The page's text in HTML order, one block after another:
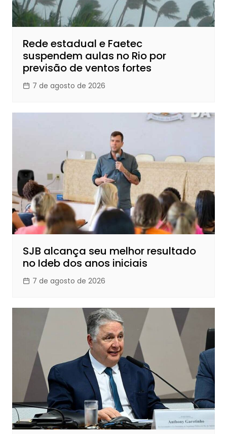
Rede estadual e Faetec
suspendem aulas no Rio por
previsão de ventos fortes
7 de agosto de 2026
SJB alcança seu melhor resultado
no Ideb dos anos iniciais
7 de agosto de 2026